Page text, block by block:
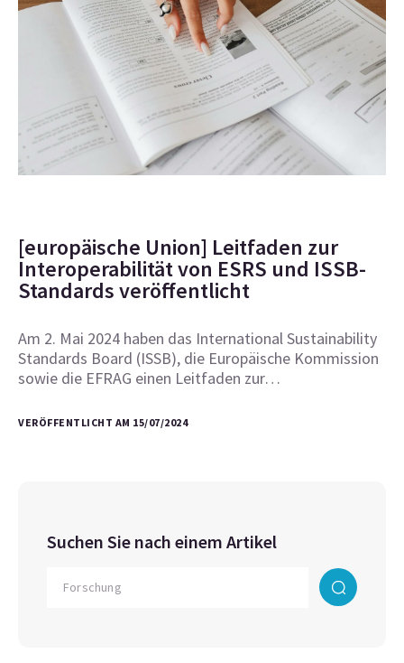
[europäische Union] Leitfaden zur
Interoperabilität von ESRS und ISSB-
Standards veröffentlicht
Am 2. Mai 2024 haben das International Sustainability
Standards Board (ISSB), die Europäische Kommission
sowie die EFRAG einen Leitfaden zur…
VERÖFFENTLICHT AM 15/07/2024
Suchen Sie nach einem Artikel